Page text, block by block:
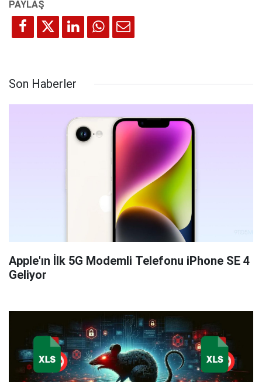
Son Haberler
Apple'ın İlk 5G Modemli Telefonu iPhone SE 4
Geliyor